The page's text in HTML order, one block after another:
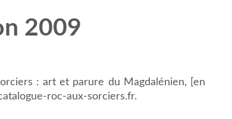
2009
: art et parure du Magdalénien, [en
roc-aux-sorciers.fr.